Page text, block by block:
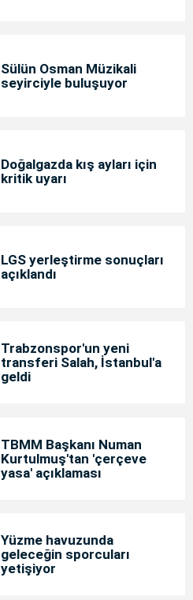
Sülün Osman Müzikali
seyirciyle buluşuyor
Doğalgazda kış ayları için
kritik uyarı
LGS yerleştirme sonuçları
açıklandı
Trabzonspor'un yeni
transferi Salah, İstanbul'a
geldi
TBMM Başkanı Numan
Kurtulmuş'tan 'çerçeve
yasa' açıklaması
Yüzme havuzunda
geleceğin sporcuları
yetişiyor